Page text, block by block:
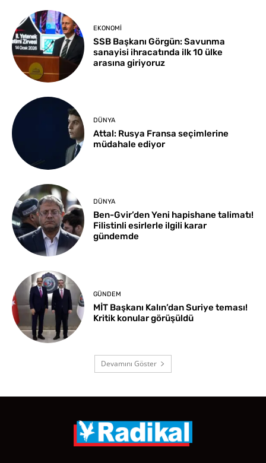
EKONOMI
SSB Başkanı Görgün: Savunma
sanayisi ihracatında ilk 10 ülke
arasına giriyoruz
DÜNYA
Attal: Rusya Fransa seçimlerine
müdahale ediyor
DÜNYA
Ben-Gvir’den Yeni hapishane talimatı!
Filistinli esirlerle ilgili karar
gündemde
GÜNDEM
MİT Başkanı Kalın’dan Suriye teması!
Kritik konular görüşüldü
Devamını Göster